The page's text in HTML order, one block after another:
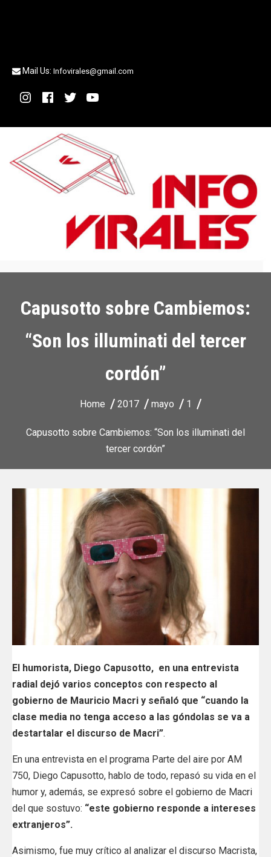
Mail Us: Infovirales@gmail.com
Capusotto sobre Cambiemos:
“Son los illuminati del tercer
cordón”
Home 2017 mayo 1
Capusotto sobre Cambiemos: “Son los illuminati del
tercer cordón”
El humorista, Diego Capusotto, en una entrevista
radial dejó varios conceptos con respecto al
gobierno de Mauricio Macri y señaló que “cuando la
clase media no tenga acceso a las góndolas se va a
destartalar el discurso de Macri”.
En una entrevista en el programa Parte del aire por AM
750, Diego Capusotto, hablo de todo, repasó su vida en el
humor y, además, se expresó sobre el gobierno de Macri
del que sostuvo: “este gobierno responde a intereses
extranjeros”.
Asimismo, fue muy crítico al analizar el discurso Macrista,